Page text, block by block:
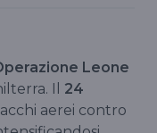
Leone
Il 24
aerei contro